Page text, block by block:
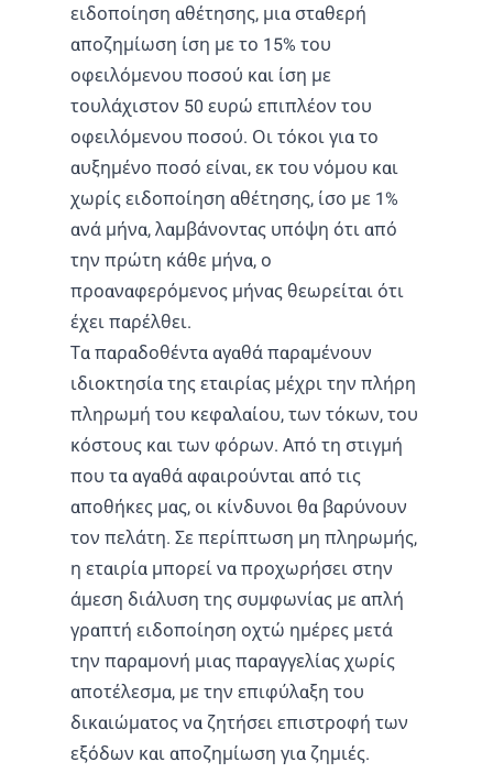
ειδοποίηση αθέτησης, μια σταθερή
αποζημίωση ίση με το 15% του
οφειλόμενου ποσού και ίση με
τουλάχιστον 50 ευρώ επιπλέον του
οφειλόμενου ποσού. Οι τόκοι για το
αυξημένο ποσό είναι, εκ του νόμου και
χωρίς ειδοποίηση αθέτησης, ίσο με 1%
ανά μήνα, λαμβάνοντας υπόψη ότι από
την πρώτη κάθε μήνα, ο
προαναφερόμενος μήνας θεωρείται ότι
έχει παρέλθει.
Τα παραδοθέντα αγαθά παραμένουν
ιδιοκτησία της εταιρίας μέχρι την πλήρη
πληρωμή του κεφαλαίου, των τόκων, του
κόστους και των φόρων. Από τη στιγμή
που τα αγαθά αφαιρούνται από τις
αποθήκες μας, οι κίνδυνοι θα βαρύνουν
τον πελάτη. Σε περίπτωση μη πληρωμής,
η εταιρία μπορεί να προχωρήσει στην
άμεση διάλυση της συμφωνίας με απλή
γραπτή ειδοποίηση οχτώ ημέρες μετά
την παραμονή μιας παραγγελίας χωρίς
αποτέλεσμα, με την επιφύλαξη του
δικαιώματος να ζητήσει επιστροφή των
εξόδων και αποζημίωση για ζημιές.